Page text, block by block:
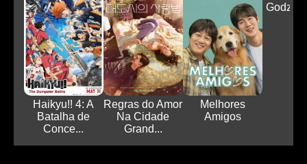
Haikyu!! 4: A
Batalha de
Conce...
Regras do Amor
Na Cidade
Grand...
Melhores
Amigos